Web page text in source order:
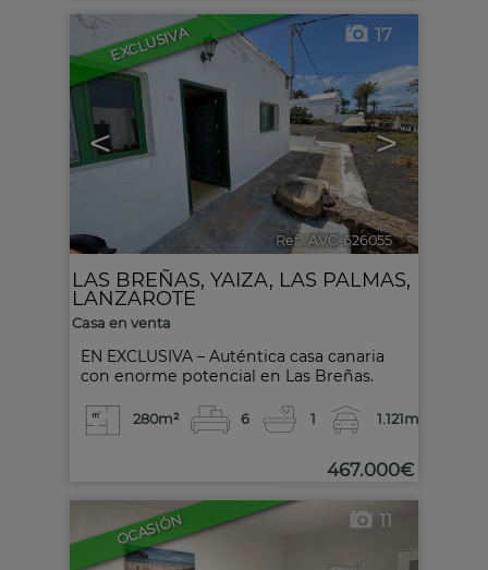
EXCLUSIVA
< >
17
Ref.. AVC-626055 🔗
EN EXCLUSIVA – Auténtica casa canaria
con enorme potencial en Las Breñas.
LAS BREÑAS, YAIZA, LAS PALMAS,
LANZAROTE
Casa en venta
280m² 6 1 1.121m²
467.000€
OCASIÓN 11